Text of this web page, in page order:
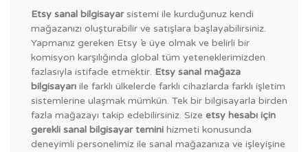
Etsy sanal bilgisayarsistemi ile kurduğunuz kendi
mağazanızı oluşturabilir ve satışlara başlayabilirsiniz.
Yapmanız gereken Etsy ’e üye olmak ve belirli bir
komisyon karşılığında global tüm yeteneklerimizden
fazlasıyla istifade etmektir. Etsy sanal mağaza
bilgisayarı ile farklı ülkelerde farklı cihazlarda farklı işletim
sistemlerine ulaşmak mümkün. Tek bir bilgisayarla birden
fazla mağazayı takip edebilirsiniz. Size etsy hesabı için
gerekli sanal bilgisayar temini hizmeti konusunda
deneyimli personelimiz ile sanal mağazanıza ve işleyişine